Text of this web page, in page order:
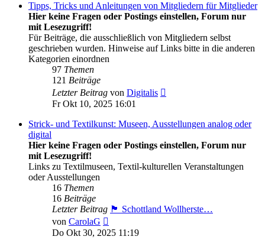
Tipps, Tricks und Anleitungen von Mitgliedern für Mitglieder
Hier keine Fragen oder Postings einstellen, Forum nur
mit Lesezugriff!
Für Beiträge, die ausschließlich von Mitgliedern selbst
geschrieben wurden. Hinweise auf Links bitte in die anderen
Kategorien einordnen
97 Themen
121 Beiträge
Letzter Beitrag von Digitalis
Fr Okt 10, 2025 16:01
Strick- und Textilkunst: Museen, Ausstellungen analog oder
digital
Hier keine Fragen oder Postings einstellen, Forum nur
mit Lesezugriff!
Links zu Textilmuseen, Textil-kulturellen Veranstaltungen
oder Ausstellungen
16 Themen
16 Beiträge
Letzter Beitrag 🏴󠁧󠁢󠁳󠁣󠁴󠁿 Schottland Wollherste…
von CarolaG
Beitrag
Do Okt 30, 2025 11:19